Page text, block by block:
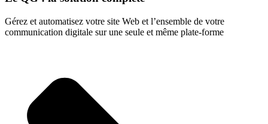
Gérez et automatisez votre site Web et l’ensemble de votre
communication digitale sur une seule et même plate-forme